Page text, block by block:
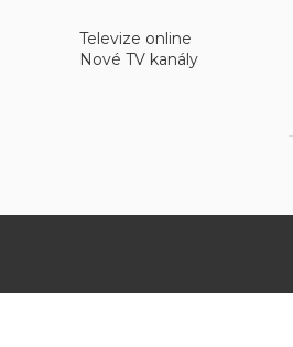
Televize online
Nové TV kanály